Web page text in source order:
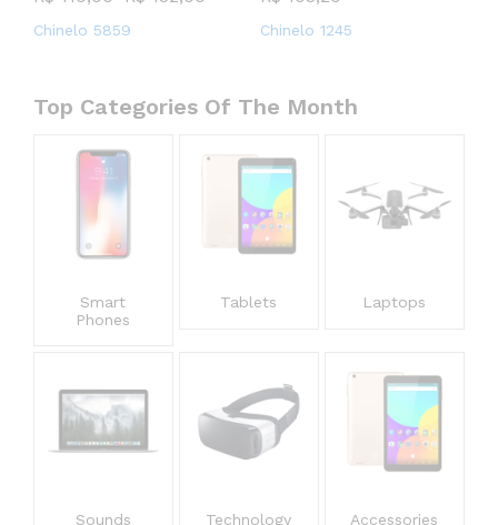
Chinelo 5859 Chinelo 1245
Top Categories Of The Month
Smart
Phones
Tablets Laptops
Sounds
Technology
Accessories